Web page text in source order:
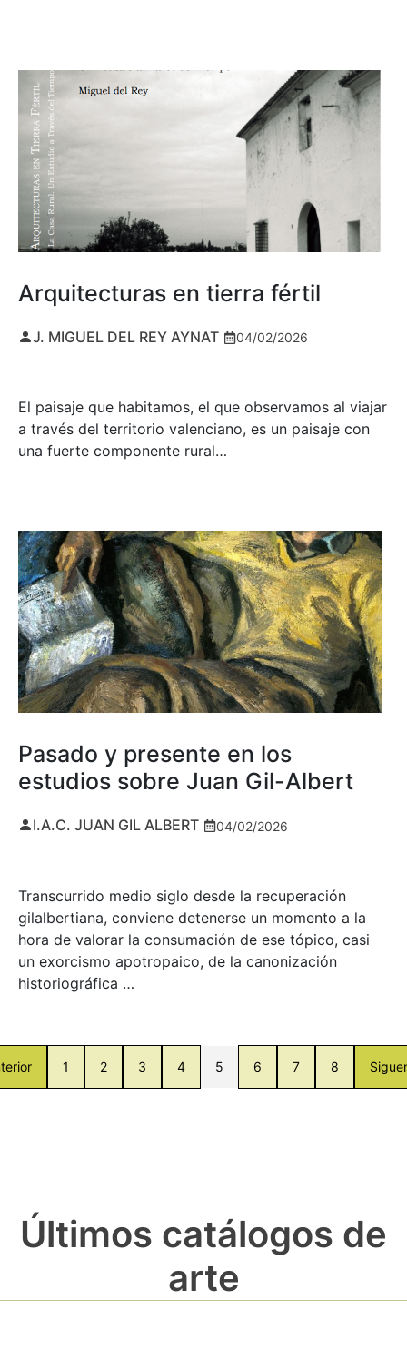
Arquitecturas en tierra fértil
J. MIGUEL DEL REY AYNAT 04/02/2026
El paisaje que habitamos, el que observamos al viajar
a través del territorio valenciano, es un paisaje con
una fuerte componente rural…
Pasado y presente en los
estudios sobre Juan Gil-Albert
I.A.C. JUAN GIL ALBERT 04/02/2026
Transcurrido medio siglo desde la recuperación
gilalbertiana, conviene detenerse un momento a la
hora de valorar la consumación de ese tópico, casi
un exorcismo apotropaico, de la canonización
historiográfica …
1 2 3 4 5 6 7 8
Últimos catálogos de
arte